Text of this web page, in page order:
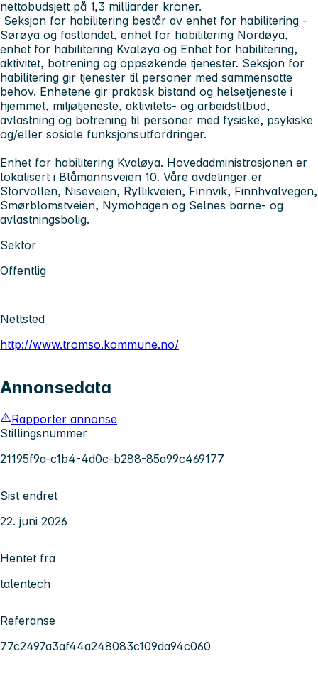
nettobudsjett på 1,3 milliarder kroner.
Seksjon for habilitering består av enhet for habilitering -
Sørøya og fastlandet, enhet for habilitering Nordøya,
enhet for habilitering Kvaløya og Enhet for habilitering,
aktivitet, botrening og oppsøkende tjenester. Seksjon for
habilitering gir tjenester til personer med sammensatte
behov. Enhetene gir praktisk bistand og helsetjeneste i
hjemmet, miljøtjeneste, aktivitets- og arbeidstilbud,
avlastning og botrening til personer med fysiske, psykiske
og/eller sosiale funksjonsutfordringer.
Enhet for habilitering Kvaløya. Hovedadministrasjonen er
lokalisert i Blåmannsveien 10. Våre avdelinger er
Storvollen, Niseveien, Ryllikveien, Finnvik, Finnhvalvegen,
Smørblomstveien, Nymohagen og Selnes barne- og
avlastningsbolig.
Sektor
Offentlig
Nettsted
http://www.tromso.kommune.no/
Annonsedata
Rapporter annonse
Stillingsnummer
21195f9a-c1b4-4d0c-b288-85a99c469177
Sist endret
22. juni 2026
Hentet fra
talentech
Referanse
77c2497a3af44a248083c109da94c060